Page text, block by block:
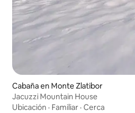
Cabaña en Monte Zlatibor
Jacuzzi Mountain House
Ubicación · Familiar · Cerca